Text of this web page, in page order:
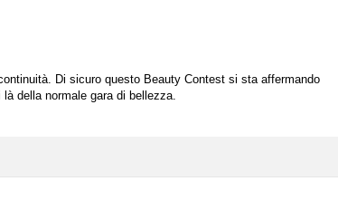
Di sicuro questo Beauty Contest si sta affermando
della normale gara di bellezza.